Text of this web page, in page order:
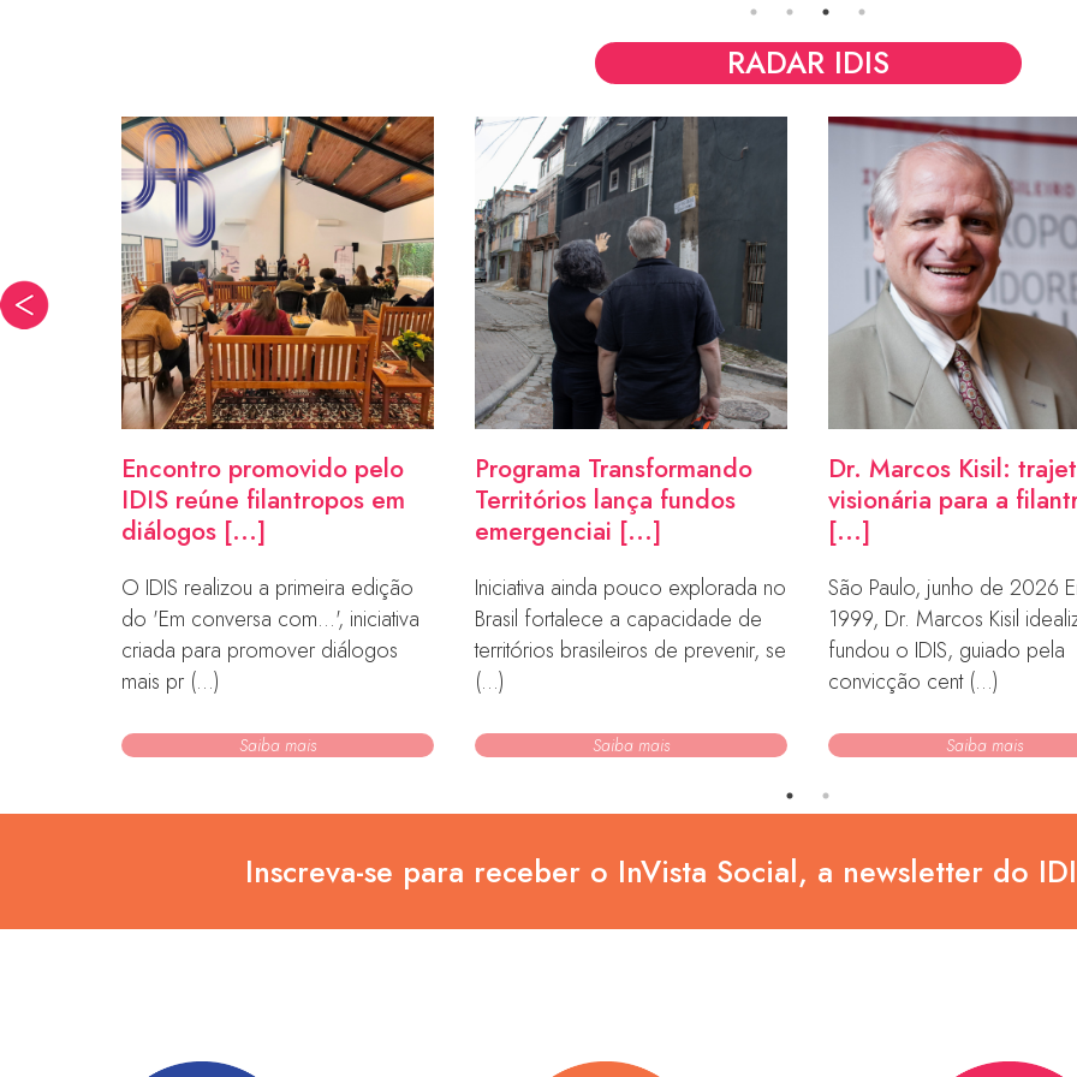
RADAR IDIS
Encontro promovido pelo
IDIS reúne filantropos em
diálogos [...]
O IDIS realizou a primeira edição
do 'Em conversa com…', iniciativa
criada para promover diálogos
mais pr (...)
Saiba mais
Programa Transformando
Territórios lança fundos
emergenciai [...]
Iniciativa ainda pouco explorada no
Brasil fortalece a capacidade de
territórios brasileiros de prevenir, se
(...)
Saiba mais
Dr. Marcos Kisil:
visionária para a
[...]
São Paulo, junho de 2026
1999, Dr. Marcos Kisil
fundou o IDIS, guiado pela
convicção cent (...)
Saiba mais
Inscreva-se para receber o InVista Social, a newsletter do